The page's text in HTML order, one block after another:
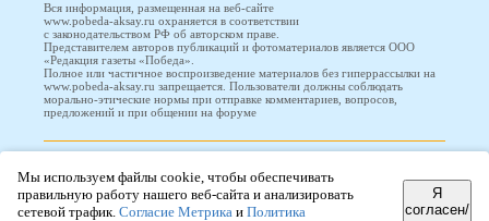
Вся информация, размещенная на веб-сайте
www.pobeda-aksay.ru охраняется в соответствии
с законодательством РФ об авторском праве.
Представителем авторов публикаций и фотоматериалов является ООО
«Редакция газеты «Победа».
Полное или частичное воспроизведение материалов без гиперрассылки на
www.pobeda-aksay.ru запрещается. Пользователи должны соблюдать
морально-этические нормы при отправке комментариев, вопросов,
предложений и при общении на форуме
Мы используем файлы cookie, чтобы обеспечивать
правильную работу нашего веб-сайта и анализировать
сетевой трафик. Согласие Метрика и Политика
Я
согласен/